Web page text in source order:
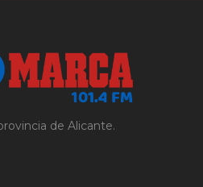
de Alicante.